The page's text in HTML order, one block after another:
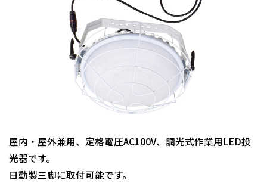
屋内・屋外兼用、定格電圧AC100V、調光式作業用LED投
光器です。
日動製三脚に取付可能です。